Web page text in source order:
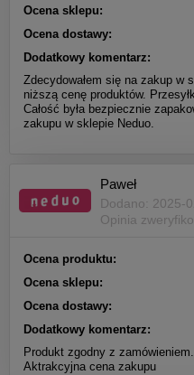
Ocena sklepu:
Ocena dostawy:
Dodatkowy komentarz:
Zdecydowałem się na zakup w
niższą cenę produktów.
Całość była bezpiecznie
zakupu w sklepie Neduo.
Paweł
Dodano: 2025-
Opinia
Ocena produktu:
Ocena sklepu:
Ocena dostawy:
Dodatkowy komentarz:
Produkt zgodny z
Aktrakcyjna cena zakupu